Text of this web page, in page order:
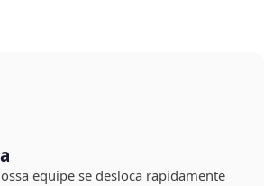
equipe se desloca rapidamente